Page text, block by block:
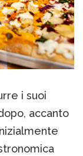
i suoi
accanto